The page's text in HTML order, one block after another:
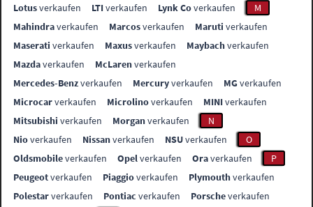
Lotusverkaufen LTIverkaufen Lynk Coverkaufen
M
Mahindraverkaufen Marcosverkaufen Maruti verkaufen
Maserati verkaufen Maxusverkaufen Maybachverkaufen
Mazdaverkaufen McLarenverkaufen
Mercedes-Benzverkaufen Mercuryverkaufen MGverkaufen
Microcarverkaufen Microlinoverkaufen MINIverkaufen
Mitsubishi verkaufen Morganverkaufen
N
Nioverkaufen Nissanverkaufen NSUverkaufen
O
Oldsmobileverkaufen Opelverkaufen Oraverkaufen
P
Peugeotverkaufen Piaggioverkaufen Plymouthverkaufen
Polestarverkaufen Pontiac verkaufen Porscheverkaufen